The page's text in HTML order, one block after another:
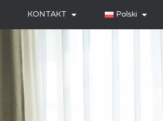
KONTAKT Polski